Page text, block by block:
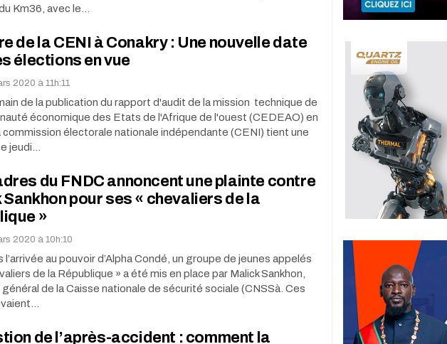
Km36, avec le…
de la CENI à Conakry : Une nouvelle date
élections en vue
2020 à 11h:11
de la publication du rapport d'audit de la mission technique de
économique des Etats de l'Afrique de l'ouest (CEDEAO) en
commission électorale nationale indépendante (CENI) tient une
jeudi…
du FNDC annoncent une plainte contre
pour ses « chevaliers de la
»
2020 à 10h:10
l’arrivée au pouvoir d’Alpha Condé, un groupe de jeunes appelés
de la République » a été mis en place par Malick Sankhon,
de la Caisse nationale de sécurité sociale (CNSSà. Ces
de l’après-accident : comment la